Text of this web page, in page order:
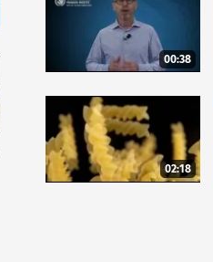
00:38
02:18